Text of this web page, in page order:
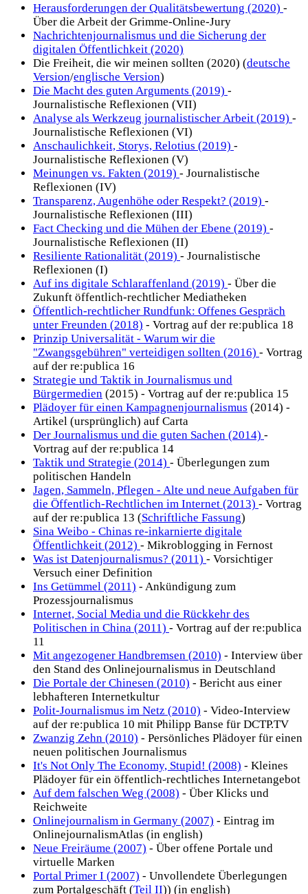
Herausforderungen der Qualitätsbewertung (2020) -
Über die Arbeit der Grimme-Online-Jury
Nachrichtenjournalismus und die Sicherung der
digitalen Öffentlichkeit (2020)
Die Freiheit, die wir meinen sollten (2020) (deutsche
Version/englische Version)
Die Macht des guten Arguments (2019) -
Journalistische Reflexionen (VII)
Analyse als Werkzeug journalistischer Arbeit (2019) -
Journalistische Reflexionen (VI)
Anschaulichkeit, Storys, Relotius (2019) -
Journalistische Reflexionen (V)
Meinungen vs. Fakten (2019) - Journalistische
Reflexionen (IV)
Transparenz, Augenhöhe oder Respekt? (2019) -
Journalistische Reflexionen (III)
Fact Checking und die Mühen der Ebene (2019) -
Journalistische Reflexionen (II)
Resiliente Rationalität (2019) - Journalistische
Reflexionen (I)
Auf ins digitale Schlaraffenland (2019) - Über die
Zukunft öffentlich-rechtlicher Mediatheken
Öffentlich-rechtlicher Rundfunk: Offenes Gespräch
unter Freunden (2018) - Vortrag auf der re:publica 18
Prinzip Universalität - Warum wir die
"Zwangsgebühren" verteidigen sollten (2016) - Vortrag
auf der re:publica 16
Strategie und Taktik in Journalismus und
Bürgermedien (2015) - Vortrag auf der re:publica 15
Plädoyer für einen Kampagnenjournalismus (2014) -
Artikel (ursprünglich) auf Carta
Der Journalismus und die guten Sachen (2014) -
Vortrag auf der re:publica 14
Taktik und Strategie (2014) - Überlegungen zum
politischen Handeln
Jagen, Sammeln, Pflegen - Alte und neue Aufgaben für
die Öffentlich-Rechtlichen im Internet (2013) - Vortrag
auf der re:publica 13 (Schriftliche Fassung)
Sina Weibo - Chinas re-inkarnierte digitale
Öffentlichkeit (2012) - Mikroblogging in Fernost
Was ist Datenjournalismus? (2011) - Vorsichtiger
Versuch einer Definition
Ins Getümmel (2011) - Ankündigung zum
Prozessjournalismus
Internet, Social Media und die Rückkehr des
Politischen in China (2011) - Vortrag auf der re:publica
11
Mit angezogener Handbremsen (2010) - Interview über
den Stand des Onlinejournalismus in Deutschland
Die Portale der Chinesen (2010) - Bericht aus einer
lebhafteren Internetkultur
Polit-Journalismus im Netz (2010) - Video-Interview
auf der re:publica 10 mit Philipp Banse für DCTP.TV
Zwanzig Zehn (2010) - Persönliches Plädoyer für einen
neuen politischen Journalismus
It's Not Only The Economy, Stupid! (2008) - Kleines
Plädoyer für ein öffentlich-rechtliches Internetangebot
Auf dem falschen Weg (2008) - Über Klicks und
Reichweite
Onlinejournalism in Germany (2007) - Eintrag im
OnlinejournalismAtlas (in english)
Neue Freiräume (2007) - Über offene Portale und
virtuelle Marken
Portal Primer I (2007) - Unvollendete Überlegungen
zum Portalgeschäft (Teil II)) (in english)